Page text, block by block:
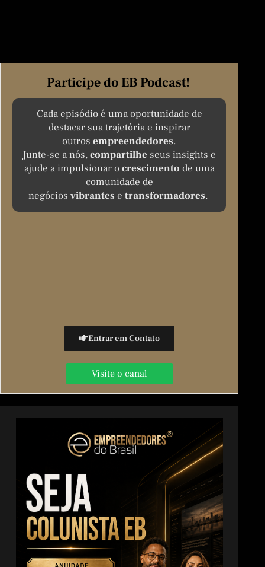
Participe do EB Podcast!
Cada episódio é uma oportunidade de
destacar sua trajetória e inspirar
outrosempreendedores.
Junte-se a nós,compartilhe seus insights e
ajude a impulsionar ocrescimento de uma
comunidade de
negócios vibrantes e transformadores.
Entrar em Contato
Visite o canal